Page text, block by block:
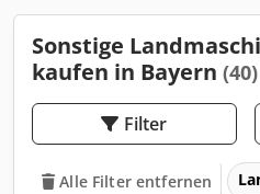
Sonstige
kaufen in Bayern (40)
Filter
Alle Filter entfernen